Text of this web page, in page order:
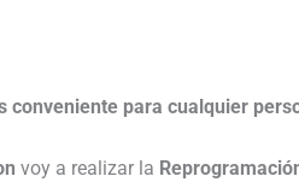
conveniente para cualquier
voy a realizar la